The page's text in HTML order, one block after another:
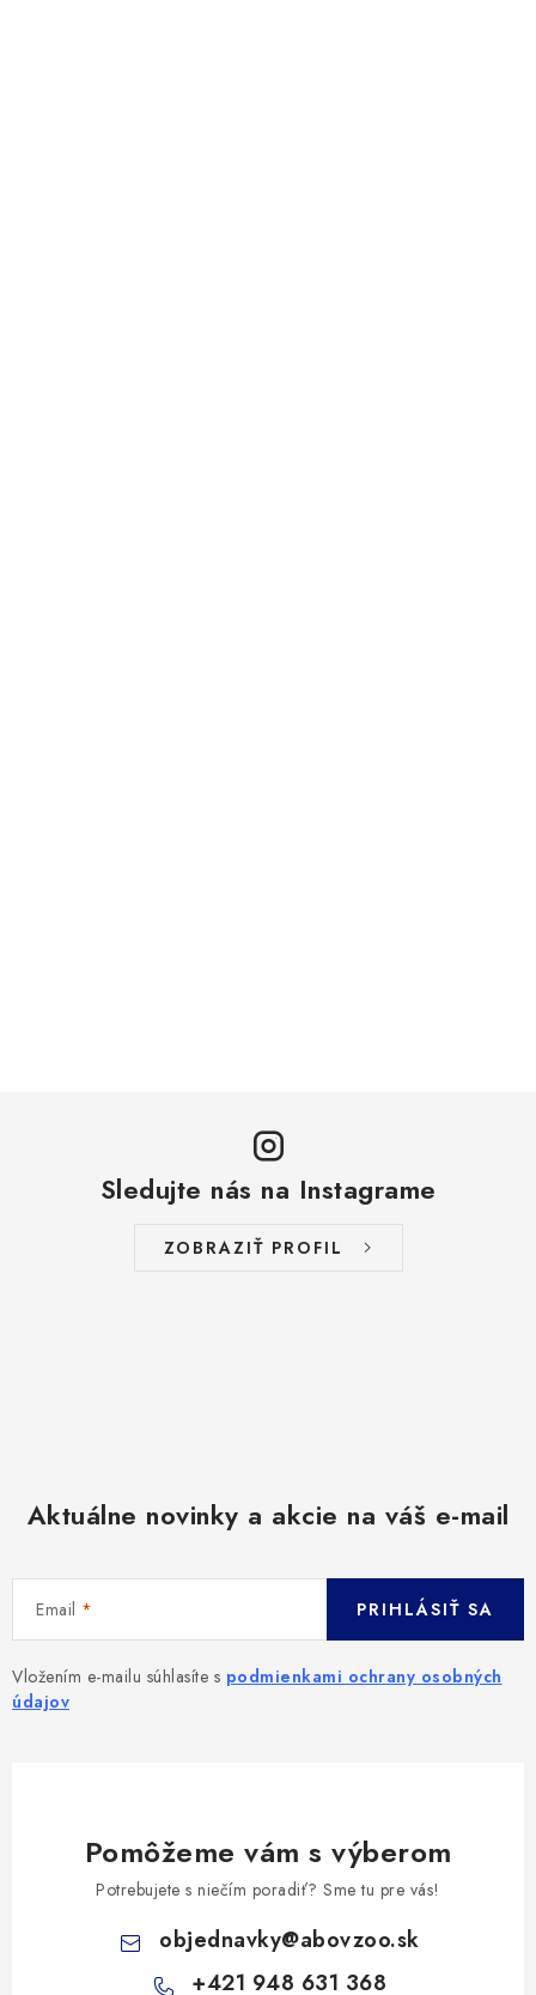
Sledujte nás na Instagrame
ZOBRAZIŤ PROFIL
Aktuálne novinky a akcie na váš e-mail
Email
Vložením e-mailu súhlasíte s podmienkami ochrany osobných
údajov
PRIHLÁSIŤ SA
Pomôžeme vám s výberom
Potrebujete s niečím poradiť? Sme tu pre vás!
objednavky@abovzoo.sk
+421 948 631 368